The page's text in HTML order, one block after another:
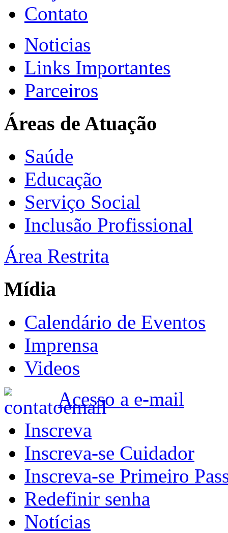
Contato
Noticias
Links Importantes
Parceiros
Áreas de Atuação
Saúde
Educação
Serviço Social
Inclusão Profissional
Área Restrita
Mídia
Calendário de Eventos
Imprensa
Videos
Acesso a e-mail
Inscreva
Inscreva-se Cuidador
Inscreva-se Primeiro
Redefinir senha
Notícias